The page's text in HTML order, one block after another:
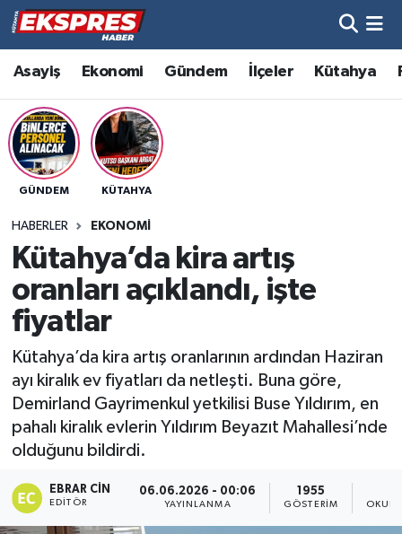
Asayiş Ekonomi Gündem İlçeler Kütahya
GÜNDEM KÜTAHYA
HABERLER EKONOMI
Kütahya’da kira artış
oranları açıklandı, işte
fiyatlar
Kütahya’da kira artış oranlarının ardından Haziran
ayı kiralık ev fiyatları da netleşti. Buna göre,
Demirland Gayrimenkul yetkilisi Buse Yıldırım, en
pahalı kiralık evlerin Yıldırım Beyazıt Mahallesi’nde
olduğunu bildirdi.
EBRAR CIN
EDITÖR
06.06.2026 - 00:06
YAYINLANMA
1955
GÖSTERIM
Altıntaş
Asayiş
Aslanapa
Bölge
Çavdarhisar
Dumlupınar
Dünya
Ekonomi
Hava Durumu
Trafik Durumu
Süper Lig Puan Durumu ve Fikstür
Son Dakika Haberleri
Haber Arşivi